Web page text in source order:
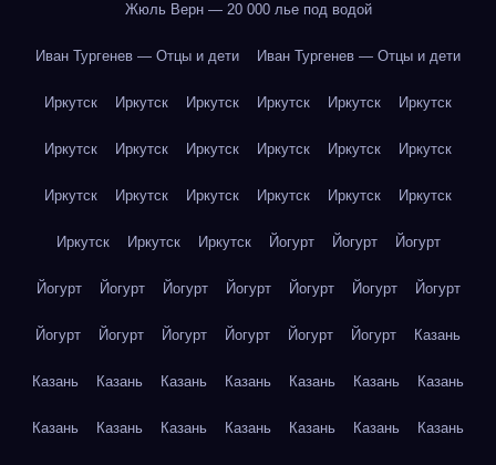
Жюль Верн — 20 000 лье под водой
Иван Тургенев — Отцы и дети Иван Тургенев — Отцы и дети
Иркутск Иркутск Иркутск Иркутск Иркутск Иркутск
Иркутск Иркутск Иркутск Иркутск Иркутск Иркутск
Иркутск Иркутск Иркутск Иркутск Иркутск Иркутск
Иркутск Иркутск Иркутск Йогурт Йогурт Йогурт
Йогурт Йогурт Йогурт Йогурт Йогурт Йогурт Йогурт
Йогурт Йогурт Йогурт Йогурт Йогурт Йогурт Казань
Казань Казань Казань Казань Казань Казань Казань
Казань Казань Казань Казань Казань Казань Казань